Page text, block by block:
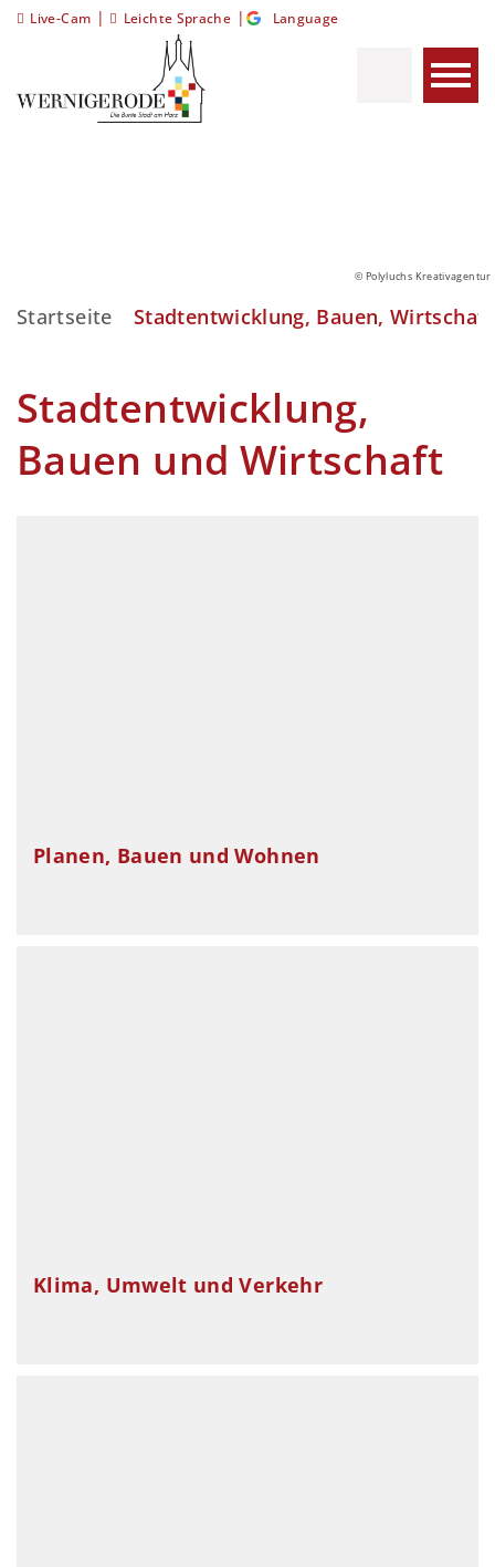
Live-Cam | Leichte Sprache | Language
© Polyluchs Kreativagentur
Startseite Stadtentwicklung, Bauen, Wirtschaft
Stadtentwicklung,
Bauen und Wirtschaft
Planen, Bauen und Wohnen
Klima, Umwelt und Verkehr